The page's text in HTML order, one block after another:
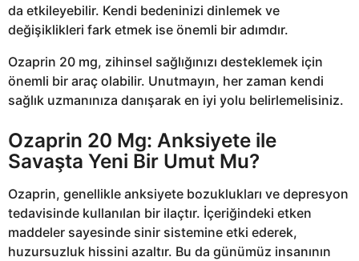
da etkileyebilir. Kendi bedeninizi dinlemek ve
değişiklikleri fark etmek ise önemli bir adımdır.
Ozaprin 20 mg, zihinsel sağlığınızı desteklemek için
önemli bir araç olabilir. Unutmayın, her zaman kendi
sağlık uzmanınıza danışarak en iyi yolu belirlemelisiniz.
Ozaprin 20 Mg: Anksiyete ile
Savaşta Yeni Bir Umut Mu?
Ozaprin, genellikle anksiyete bozuklukları ve depresyon
tedavisinde kullanılan bir ilaçtır. İçeriğindeki etken
maddeler sayesinde sinir sistemine etki ederek,
huzursuzluk hissini azaltır. Bu da günümüz insanının